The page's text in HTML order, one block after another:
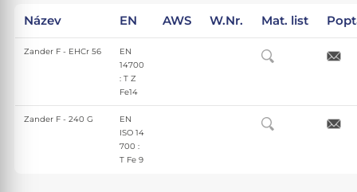
Název EN AWS W.Nr. Mat. list
Zander F - EHCr 56
EN
14700
: T Z
Fe14
Zander F - 240 G
EN
ISO 14
700 :
T Fe 9